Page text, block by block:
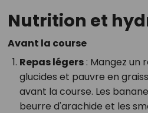
Nutrition et
Avant la course
Repas légers: Mangez un
glucides et pauvre en
avant la course. Les
beurre d'arachide et les